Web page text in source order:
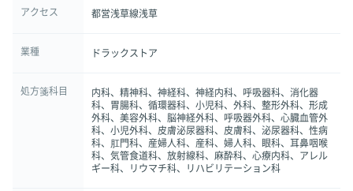
アクセス 都営浅草線浅草
業種 ドラックストア
処方箋科目
内科、精神科、神経科、神経内科、呼吸器科、消化器
科、胃腸科、循環器科、小児科、外科、整形外科、形成
外科、美容外科、脳神経外科、呼吸器外科、心臓血管外
科、小児外科、皮膚泌尿器科、皮膚科、泌尿器科、性病
科、肛門科、産婦人科、産科、婦人科、眼科、耳鼻咽喉
科、気管食道科、放射線科、麻酔科、心療内科、アレル
ギー科、リウマチ科、リハビリテーション科